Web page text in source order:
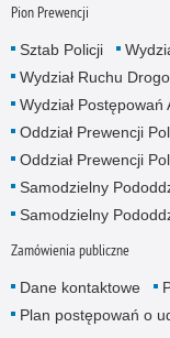
Pion Prewencji
Sztab Policji
Wydział Ruchu
Wydział
Oddział Prewencji
Oddział Prewencji
Samodzielny
Samodzielny
Zamówienia publiczne
Dane kontaktowe
Plan postępowań o